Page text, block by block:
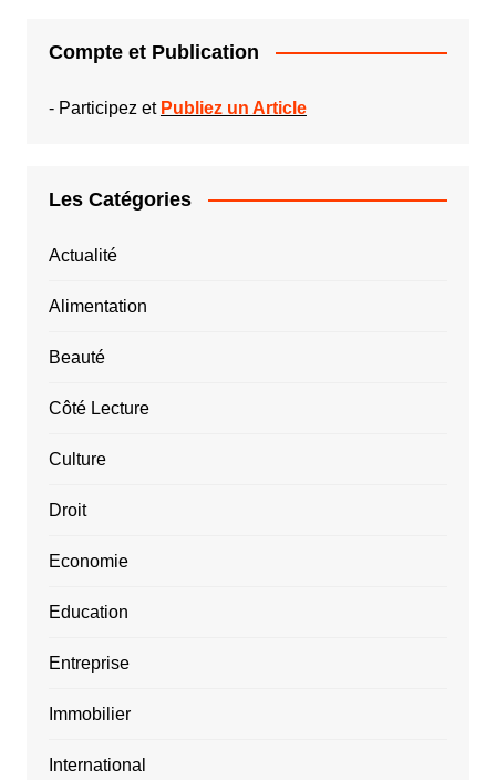
Compte et Publication
- Participez et Publiez un Article
Les Catégories
Actualité
Alimentation
Beauté
Côté Lecture
Culture
Droit
Economie
Education
Entreprise
Immobilier
International